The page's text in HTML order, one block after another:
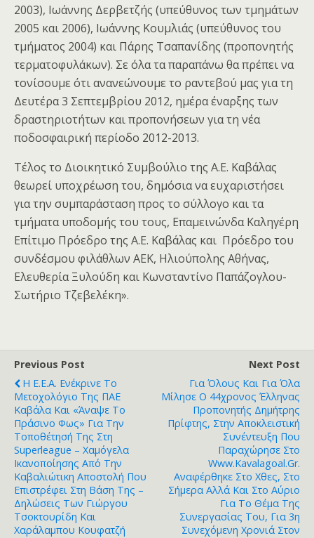
2003), Ιωάννης Δερβετζής (υπεύθυνος των τμημάτων
2005 και 2006), Ιωάννης Κουμλιάς (υπεύθυνος του
τμήματος 2004) και Πάρης Τσαπανίδης (προπονητής
τερματοφυλάκων). Σε όλα τα παραπάνω θα πρέπει να
τονίσουμε ότι ανανεώνουμε το ραντεβού μας για τη
Δευτέρα 3 Σεπτεμβρίου 2012, ημέρα έναρξης των
δραστηριοτήτων και προπονήσεων για τη νέα
ποδοσφαιρική περίοδο 2012-2013.
Τέλος το Διοικητικό Συμβούλιο της Α.Ε. Καβάλας
θεωρεί υποχρέωση του, δημόσια να ευχαριστήσει
για την συμπαράσταση προς το σύλλογο και τα
τμήματα υποδομής του τους, Επαμεινώνδα Καληγέρη
Επίτιμο Πρόεδρο της Α.Ε. Καβάλας και Πρόεδρο του
συνδέσμου φιλάθλων ΑΕΚ, Ηλιούπολης Αθήνας,
Ελευθερία Ξυλούδη και Κωνσταντίνο Παπάζογλου-
Σωτήριο Τζεβελέκη».
Previous Post
Η Ε.Ε.Α. Ενέκρινε Το
Μετοχολόγιο Της ΠΑΕ
Καβάλα Και «άναψε Το
Πράσινο Φως» Για Την
Τοποθέτησή Της Στη
Superleague – Χαμόγελα
Ικανοποίησης Από Την
Καβαλιώτικη Αποστολή Που
Επιστρέφει Στη Βάση Της –
Δηλώσεις Των Γιώργου
Τσοκτουρίδη Και
Χαράλαμπου Κουφατζή
Next Post
Για Όλους Και Για Όλα
Μίλησε Ο 44χρονος Έλληνας
Προπονητής Δημήτρης
Πρίφτης, Στην Αποκλειστική
Συνέντευξη Που
Παραχώρησε Στο
Www.kavalagoal.gr.
Αναφέρθηκε Στο Χθες, Στο
Σήμερα Αλλά Και Στο Αύριο
Για Το Θέμα Της
Συνεργασίας Του, Για 3η
Συνεχόμενη Χρονιά Στον